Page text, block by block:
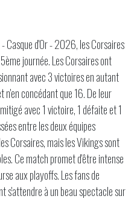
Casque d'Or - 2026, les Corsaires
journée. Les Corsaires ont
avec 3 victoires en autant
concédant que 16. De leur
avec 1 victoire, 1 défaite et 1
entre les deux équipes
Corsaires, mais les Vikings sont
Ce match promet d'être intense
aux playoffs. Les fans de
s'attendre à un beau spectacle sur